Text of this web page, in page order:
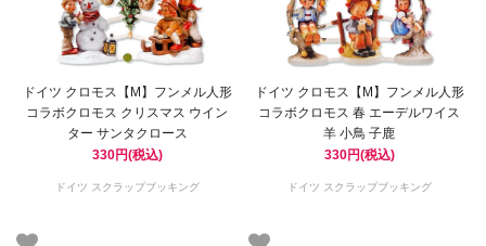
ドイツ クロモス【M】フンメル人形
コラボクロモス クリスマス ウイン
ター サンタクロース
330円(税込)
ドイツ スクラップブッキング
ドイツ クロモス【M】フンメル人形
コラボクロモス 春 エーデルワイス
羊 小鳥 子鹿
330円(税込)
ドイツ スクラップブッキング